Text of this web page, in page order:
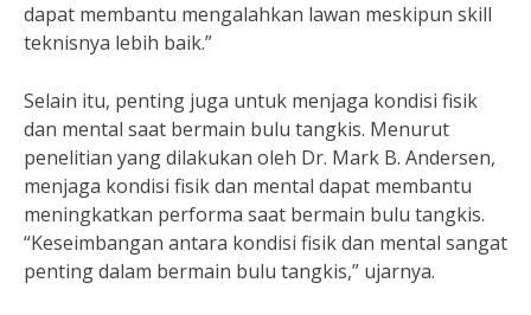
dapat membantu mengalahkan lawan meskipun skill
teknisnya lebih baik.”
Selain itu, penting juga untuk menjaga kondisi fisik
dan mental saat bermain bulu tangkis. Menurut
penelitian yang dilakukan oleh Dr. Mark B. Andersen,
menjaga kondisi fisik dan mental dapat membantu
meningkatkan performa saat bermain bulu tangkis.
“Keseimbangan antara kondisi fisik dan mental sangat
penting dalam bermain bulu tangkis,” ujarnya.